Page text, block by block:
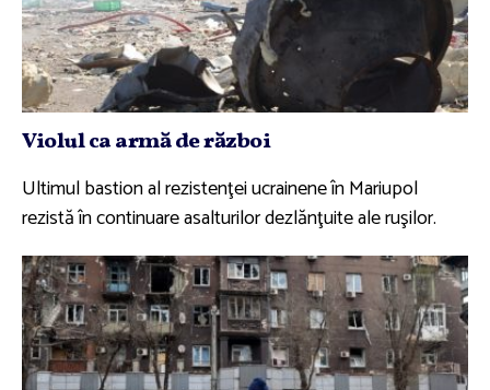
Violul ca armă de război
Ultimul bastion al rezistenţei ucrainene în Mariupol
rezistă în continuare asalturilor dezlănţuite ale ruşilor.